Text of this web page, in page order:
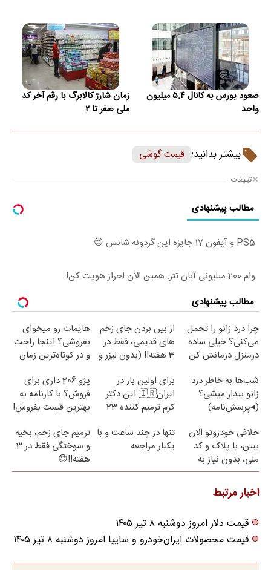
صعود بورس به کانال ۵.۴ میلیون
واحد
زمان شارژ کالابرگ با رقم آخر کد
ملی صفر تا ۲
بیشتر بدانید: قیمت گوشی
تبلیغات
مطالب پیشنهادی
PS5 و آیفون 17 جایزه این گردونه شانس 😍
وام 200 میلیونی آبان تتر. همین الان احراز هویت کن!
مطالب پیشنهادی
چرا درد زانو را تحمل
می‌کنی؟ خیلی ساده
درمنزل درمانش کن
از بین بردن جای زخم
های قدیمی، فقط در
3 هفته!! (بدون لیزر و
هایمات رو میخوای
بفروشی؟ اینجا راحت
و در کوتاه‌ترین زمان
شب‌ها به خاطر درد
زانو بیدار میشی؟
(◂پرسش‌نامه)
برای اولین بار در
ایران🇮🇷 این دکتر
کرم ترمیم کننده 23
پژو 206 داری برای
فروش؟ با کارنامه به
بهترین قیمت بفروش!
خلافی خودروتو الان
ببین، با پلاک و کد
ملی، بدون نیاز به
مراجعه حضوری
تنها در چند ساعت و با
یکبار مراجعه
ترمیم جای زخم، بخیه
و سوختگی فقط در 3
هفته!!😍
اخبار مرتبط
قیمت دلار امروز دوشنبه ۸ تیر ۱۴۰۵
قیمت محصولات ایران‌خودرو و سایپا امروز دوشنبه ۸ تیر ۱۴۰۵